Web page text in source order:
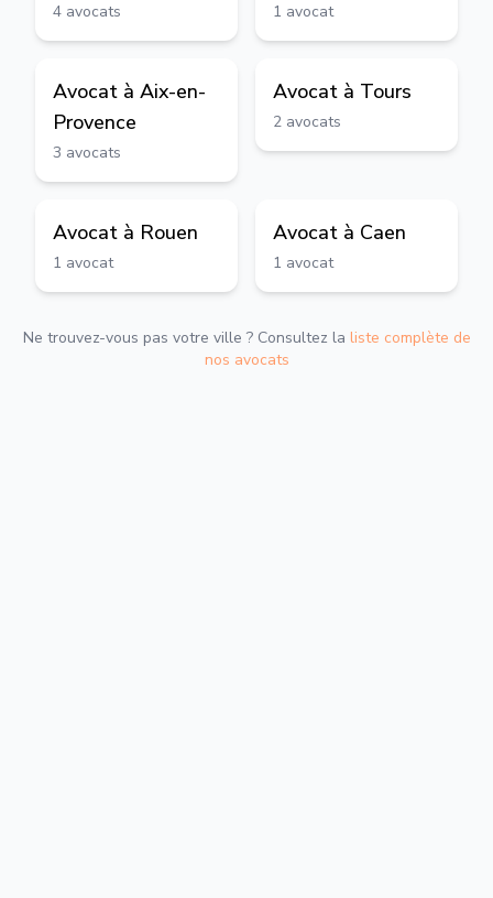
4 avocats 1 avocat
Avocat à Aix-en-
Provence
3 avocats
Avocat à Tours
2 avocats
Avocat à Rouen
1 avocat
Avocat à Caen
1 avocat
Ne trouvez-vous pas votre ville ? Consultez la liste complète de
nos avocats